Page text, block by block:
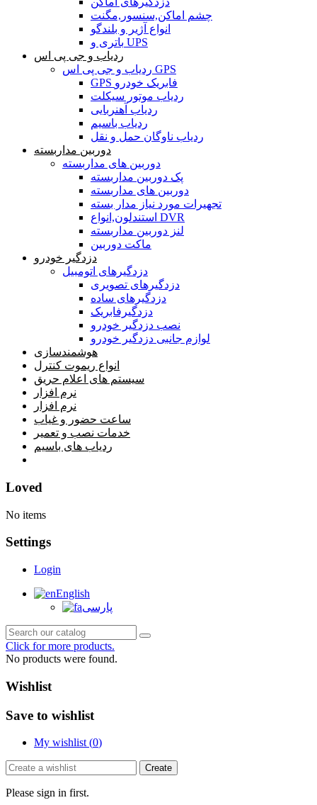
چشم اماکن,سنسور,مگنت
انواع آژیر و بلندگو
باتری و UPS
ردیاب و جی پی اس
ردیاب و جی پی اس GPS
GPS فابریک خودرو
ردیاب موتور سیکلت
ردیاب آهنربایی
ردیاب باسیم
ردیاب ناوگان حمل و نقل
دوربین مداربسته
دوربین های مداربسته
پک دوربین مداربسته
دوربین های مداربسته
تجهیرات مورد نیاز مدار بسته
استندلون,انواع DVR
لنز دوربین مداربسته
ماکت دوربین
دزدگیر خودرو
دزدگیرهای اتومبیل
دزدگیرهای تصویری
دزدگیرهای ساده
دزدگیرفابریک
نصب دزدگیر خودرو
لوازم جانبی دزدگیر خودرو
هوشمندسازی
انواع ریموت کنترل
سیستم های اعلام حریق
نرم افزار
نرم افزار
ساعت حضور و غیاب
خدمات نصب و تعمیر
ردیاب های باسیم
Loved
No items
Settings
Login
English
پارسی
Click for more products.
No products were found.
Wishlist
Save to wishlist
My wishlist (0)
Create
Please sign in first.